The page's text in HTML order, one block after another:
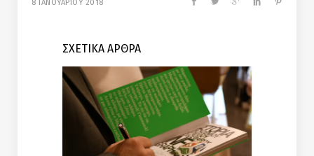
8 ΙΑΝΟΥΑΡΙΟΥ 2018
ΣΧΕΤΙΚΑ ΑΡΘΡΑ